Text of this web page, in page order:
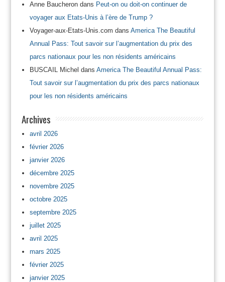
Anne Baucherondans Peut-on ou doit-on continuer de
voyager aux Etats-Unis à l’ère de Trump ?
Voyager-aux-Etats-Unis.com dans America The Beautiful
Annual Pass: Tout savoir sur l’augmentation du prix des
parcs nationaux pour les non résidents américains
BUSCAIL Michel dans America The Beautiful Annual Pass:
Tout savoir sur l’augmentation du prix des parcs nationaux
pour les non résidents américains
Archives
avril 2026
février 2026
janvier 2026
décembre 2025
novembre 2025
octobre 2025
septembre 2025
juillet 2025
avril 2025
mars 2025
février 2025
janvier 2025